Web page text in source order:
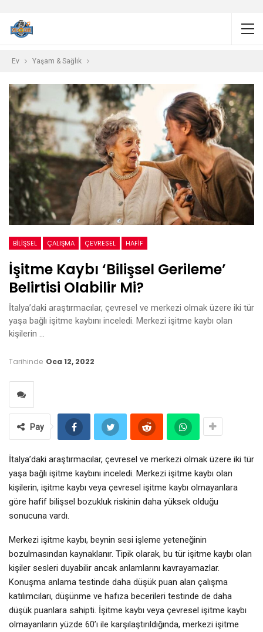
Ev Yaşam & Sağlık
BILIŞSEL ÇALIŞMA ÇEVRESEL HAFIF
İşitme Kaybı ‘bilişsel Gerileme’
Belirtisi Olabilir Mi?
İtalya’daki araştırmacılar, çevresel ve merkezi olmak üzere iki tür
yaşa bağlı işitme kaybını inceledi. Merkezi işitme kaybı olan
kişilerin …
Tarihinde Oca 12, 2022
Pay
İtalya’daki araştırmacılar, çevresel ve merkezi olmak üzere iki tür
yaşa bağlı işitme kaybını inceledi. Merkezi işitme kaybı olan
kişilerin, işitme kaybı veya çevresel işitme kaybı olmayanlara
göre hafif bilişsel bozukluk riskinin daha yüksek olduğu
sonucuna vardı.
Merkezi işitme kaybı, beynin sesi işleme yeteneğinin
bozulmasından kaynaklanır. Tipik olarak, bu tür işitme kaybı olan
kişiler sesleri duyabilir ancak anlamlarını kavrayamazlar.
Konuşma anlama testinde daha düşük puan alan çalışma
katılımcıları, düşünme ve hafıza becerileri testinde de daha
düşük puanlara sahipti. İşitme kaybı veya çevresel işitme kaybı
olmayanların yüzde 60’ı ile karşılaştırıldığında, merkezi işitme